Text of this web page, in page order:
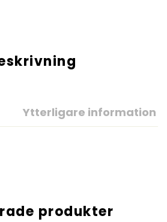
Ytterligare information
produkter